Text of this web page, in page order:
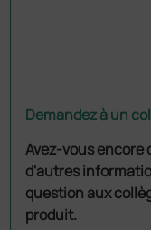
Demandez à un
Avez-vous encore
d'autres
question aux
produit.